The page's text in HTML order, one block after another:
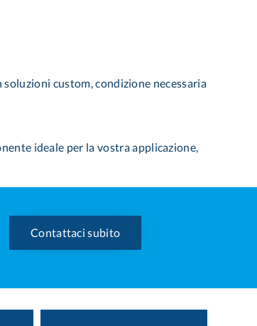
custom, condizione necessaria
ideale per la vostra applicazione,
Contattaci subito